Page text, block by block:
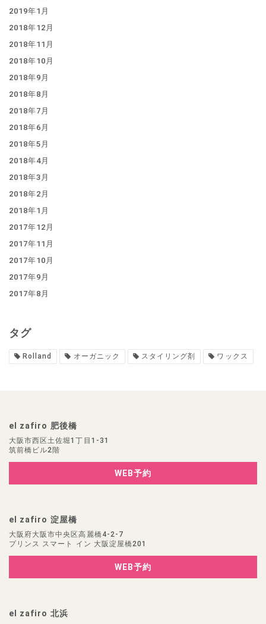
2019年1月
2018年12月
2018年11月
2018年10月
2018年9月
2018年8月
2018年7月
2018年6月
2018年5月
2018年4月
2018年3月
2018年2月
2018年1月
2017年12月
2017年11月
2017年10月
2017年9月
2017年8月
タグ
Rolland オーガニック スタイリング剤 ワックス
el zafiro 肥後橋
大阪市西区土佐堀1丁目1-31
筑前橋ビル2階
WEB予約
el zafiro 淀屋橋
大阪府大阪市中央区高麗橋4-2-7
プリンス スマート イン 大阪淀屋橋201
WEB予約
el zafiro 北浜